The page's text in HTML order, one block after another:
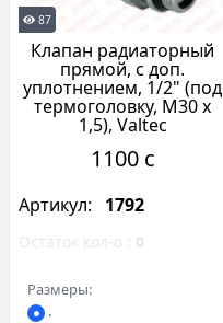
87
Клапан радиаторный
прямой, с доп.
уплотнением, 1/2" (под
термоголовку, М30 x
1,5), Valtec
1100 c
Артикул: 1792
Остаток кол-о : 0
Размеры:
.